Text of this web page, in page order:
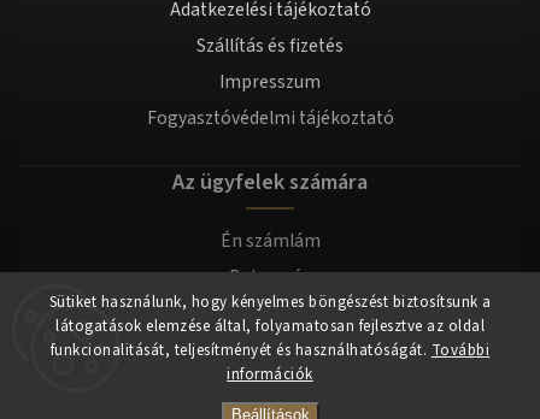
Sütiket használunk, hogy kényelmes böngészést biztosítsunk a
látogatások elemzése által, folyamatosan fejlesztve az oldal
funkcionalitását, teljesítményét és használhatóságát. További
információk
Beállítások
Adatkezelési tájékoztató
Szállítás és fizetés
Impresszum
Fogyasztóvédelmi tájékoztató
Az ügyfelek számára
Én számlám
Bejegyzés
Bejelentkezés
Copyright 2026tomilla.hu. Minden jog fenntartva.